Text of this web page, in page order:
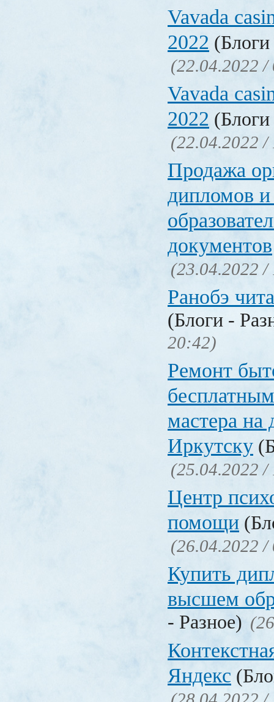
Vavada
2022
(22.04.2022 /
Vavada
2022
(22.04.2022 /
Продажа
дипломов и
документов
(23.04.2022 /
Ранобэ
(Блоги -
20:42)
Ремонт
мастера на
Иркутску
(25.04.2022 /
Центр
помощи
(26.04.2022 /
Купить
высшем
- Разное)
Яндекс